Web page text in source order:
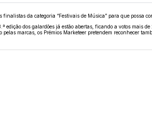
finalistas da categoria “Festivais de Música” para que possa
edição dos galardões já estão abertas, ficando a votos mais
pelas marcas, os Prémios Marketeer pretendem reconhecer